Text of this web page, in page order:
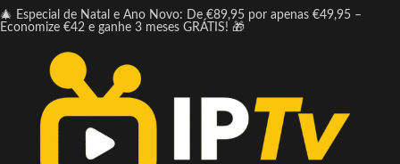
🎄 Especial de Natal e Ano Novo: De €89,95 por apenas €49,95 –
Economize €42 e ganhe 3 meses GRÁTIS! 🎁